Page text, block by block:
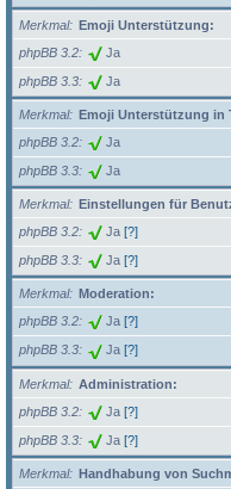
Merkmal
Emoji Unterstützung:
phpBB 3.2
Ja
phpBB 3.3 Ja
Merkmal
Emoji Unterstützung in
phpBB 3.2
Ja
phpBB 3.3 Ja
Merkmal
Einstellungen für
phpBB 3.2
Ja [?]
phpBB 3.3 Ja [?]
Merkmal
Moderation:
phpBB 3.2
Ja [?]
phpBB 3.3 Ja [?]
Merkmal
Administration:
phpBB 3.2
Ja [?]
phpBB 3.3 Ja [?]
Merkmal
Handhabung von